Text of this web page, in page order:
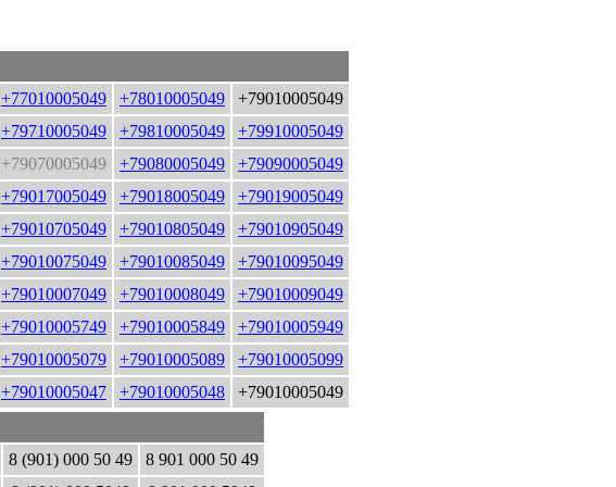
+77010005049 +78010005049
+79010005049
+79710005049 +79810005049
+79910005049
+79070005049 +79080005049
+79090005049
+79017005049 +79018005049
+79019005049
+79010705049 +79010805049
+79010905049
+79010075049 +79010085049
+79010095049
+79010007049 +79010008049
+79010009049
+79010005749 +79010005849
+79010005949
+79010005079 +79010005089
+79010005099
+79010005047 +79010005048
+79010005049
8 (901) 000 50 49
8 901 000 50 49